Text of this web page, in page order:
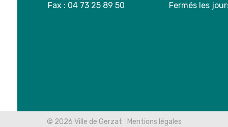
Fax : 04 73 25 89 50
Fermés les
© 2026 Ville de Gerzat Mentions légales